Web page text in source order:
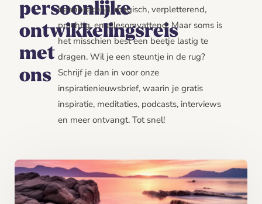
persoonlijke
ontwikkelingsreis
met
ons
baanbrekend, magisch, verpletterend,
prachtig, en allesomvattend. Maar soms is
het misschien best een beetje lastig te
dragen. Wil je een steuntje in de rug?
Schrijf je dan in voor onze
inspiratienieuwsbrief, waarin je gratis
inspiratie, meditaties, podcasts, interviews
en meer ontvangt. Tot snel!